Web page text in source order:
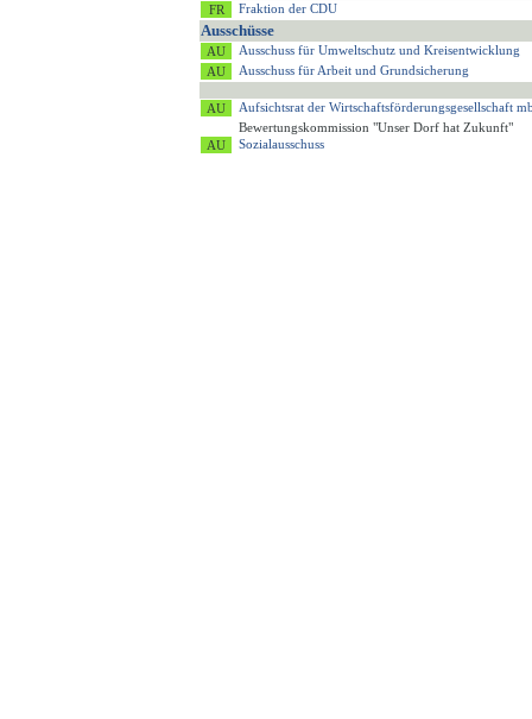
Fraktion der CDU
Ausschüsse
Ausschuss für Umweltschutz und Kreisentwicklung
Ausschuss für Arbeit und Grundsicherung
Aufsichtsrat der Wirtschaftsförderungsgesellschaft
Bewertungskommission "Unser Dorf hat Zukunft"
Sozialausschuss